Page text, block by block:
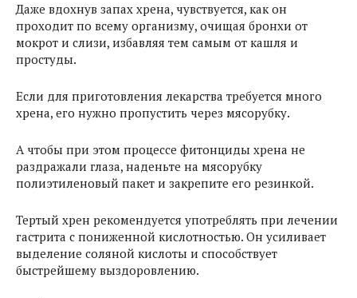
Даже вдохнув запах хрена, чувствуется, как он
проходит по всему организму, очищая бронхи от
мокрот и слизи, избавляя тем самым от кашля и
простуды.
Если для приготовления лекарства требуется много
хрена, его нужно пропустить через мясорубку.
А чтобы при этом процессе фитонциды хрена не
раздражали глаза, наденьте на мясорубку
полиэтиленовый пакет и закрепите его резинкой.
Тертый хрен рекомендуется употреблять при лечении
гастрита с пониженной кислотностью. Он усиливает
выделение соляной кислоты и способствует
быстрейшему выздоровлению.